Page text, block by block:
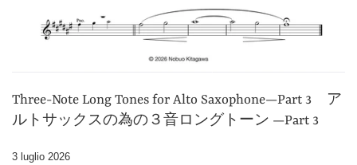
Three-Note Long Tones for Alto Saxophone—Part 3 ア
ルトサックスの為の３音ロングトーン —Part 3
3 luglio 2026